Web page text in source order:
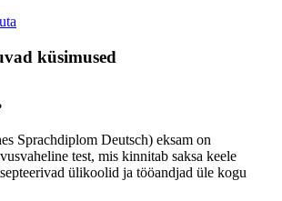
küsimused
Sprachdiplom Deutsch) eksam on
test, mis kinnitab saksa keele
ülikoolid ja tööandjad üle kogu